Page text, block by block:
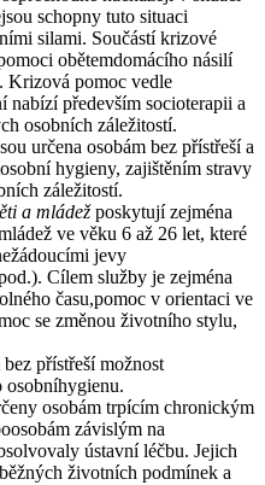
schopny tuto situaci
silami. Součástí krizové
obětemdomácího násilí
Krizová pomoc vedle
nabízí především socioterapii a
osobních záležitostí.
určena osobám bez přístřeší a
hygieny, zajištěním stravy
záležitostí.
a mládežposkytují zejména
ve věku 6 až 26 let, které
jevy
Cílem služby je zejména
času,pomoc v orientaci ve
se změnou životního stylu,
přístřeší možnost
osobníhygienu.
osobám trpícím chronickým
závislým na
ústavní léčbu. Jejich
životních podmínek a